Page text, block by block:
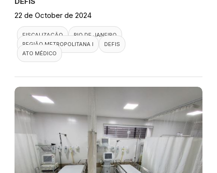
22 de October de 2024
FISCALIZAÇÃO
RIO DE JANEIRO
REGIÃO METROPOLITANA I
DEFIS
ATO MÉDICO